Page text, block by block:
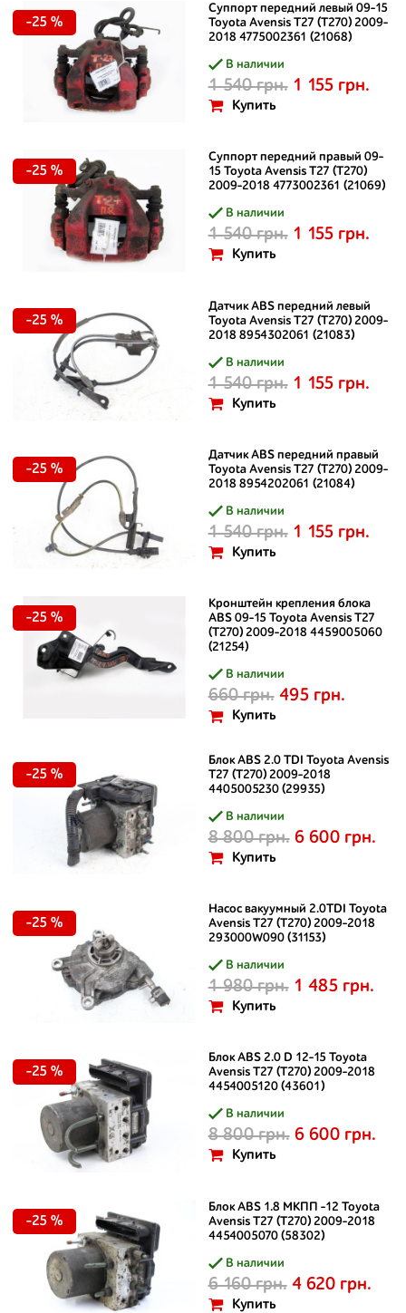
Суппорт передний левый 09-15
Toyota Avensis T27 (T270) 2009-
2018 4775002361 (21068)
В наличии
1 540 грн. 1 155 грн.
Купить
-25 %
Суппорт передний правый 09-
15 Toyota Avensis T27 (T270)
2009-2018 4773002361 (21069)
В наличии
1 540 грн. 1 155 грн.
Купить
-25 %
Датчик ABS передний левый
Toyota Avensis T27 (T270) 2009-
2018 8954302061 (21083)
В наличии
1 540 грн. 1 155 грн.
Купить
-25 %
Датчик ABS передний правый
Toyota Avensis T27 (T270) 2009-
2018 8954202061 (21084)
В наличии
1 540 грн. 1 155 грн.
Купить
-25 %
Кронштейн крепления блока
ABS 09-15 Toyota Avensis T27
(T270) 2009-2018 4459005060
(21254)
В наличии
660 грн. 495 грн.
Купить
-25 %
Блок ABS 2.0 TDI Toyota Avensis
T27 (T270) 2009-2018
4405005230 (29935)
В наличии
8 800 грн. 6 600 грн.
Купить
-25 %
Насос вакуумный 2.0TDI Toyota
Avensis T27 (T270) 2009-2018
293000W090 (31153)
В наличии
1 980 грн. 1 485 грн.
Купить
-25 %
Блок ABS 2.0 D 12-15 Toyota
Avensis T27 (T270) 2009-2018
4454005120 (43601)
В наличии
8 800 грн. 6 600 грн.
Купить
-25 %
Блок ABS 1.8 МКПП -12 Toyota
Avensis T27 (T270) 2009-2018
4454005070 (58302)
В наличии
6 160 грн. 4 620 грн.
Купить
-25 %